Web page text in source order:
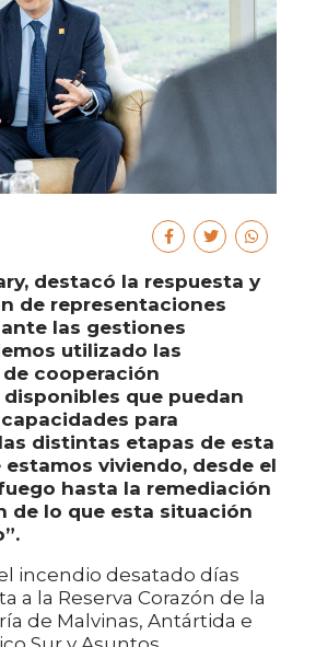
destacó la respuesta y
de representaciones
las gestiones
utilizado las
cooperación
que puedan
para
distintas etapas de esta
viviendo, desde el
hasta la remediación
de lo que esta situación
incendio desatado días
a la Reserva Corazón de la
de Malvinas, Antártida e